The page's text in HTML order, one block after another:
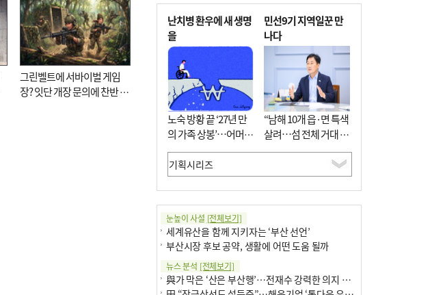
그린벨트에 서바이벌 게임
장? 잇단 개장 문의에 찬반 논
난치병 환우에 새 생명
을
노숙 방황 끝 ‘27년 만
의 가족 상봉’…어머니
와 행복 꿈꿔
민선9기 지역일꾼 만
나다
“남해 10개 읍·면 특색
살려…섬 전체 거대 정
원으로 조성”
눈높이 사설 [전체보기]
세계유산을 함께 지키자는 ‘부산 선언’
부산시장 후보 공약, 생활에 어떤 도움 될까
뉴스 분석 [전체보기]
與가 막은 ‘산은 부산행’…전재수 강력한 의지 표명 없인 공염불